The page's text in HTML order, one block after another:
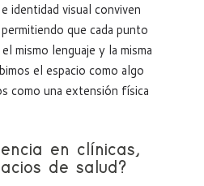
identidad visual conviven
que cada punto
mismo lenguaje y la misma
el espacio como algo
como una extensión física
en clínicas,
de salud?